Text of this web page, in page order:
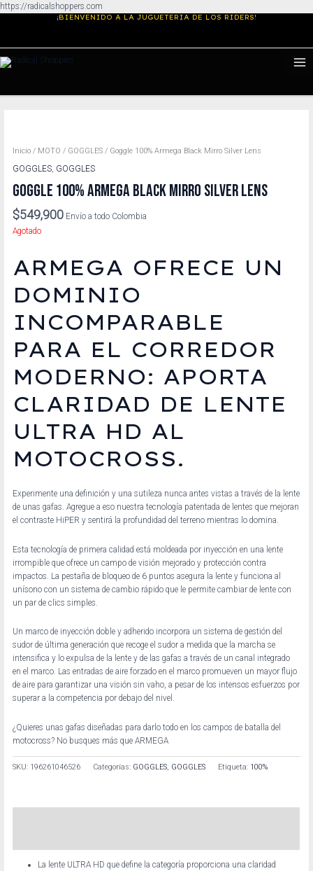
https://radicalshoppers.com
al
¡BIENVENIDO A LA JUGUETERIA DE LOS RIDERS!
Inicio / MOTO / GOGGLES / Goggle 100% Armega Black Mirro Silver Lens
GOGGLES GOGGLES
GOGGLE 100% ARMEGA BLACK MIRRO SILVER LENS
$549,900 Envío a todo Colombia
Agotado
ARMEGA OFRECE UN
DOMINIO
INCOMPARABLE
PARA EL CORREDOR
MODERNO: APORTA
CLARIDAD DE LENTE
ULTRA HD AL
MOTOCROSS.
Experimente una definición y una sutileza nunca antes vistas a través de la lente
de unas gafas. Agregue a eso nuestra tecnología patentada de lentes que mejoran
el contraste HiPER y sentirá la profundidad del terreno mientras lo domina.
Esta tecnología de primera calidad está moldeada por inyección en una lente
irrompible que ofrece un campo de visión mejorado y protección contra
impactos. La pestaña de bloqueo de 6 puntos asegura la lente y funciona al
unísono con un sistema de cambio rápido que le permite cambiar de lente con
un par de clics simples.
Un marco de inyección doble y adherido incorpora un sistema de gestión del
sudor de última generación que recoge el sudor a medida que la marcha se
intensifica y lo expulsa de la lente y de las gafas a través de un canal integrado
en el marco. Las entradas de aire forzado en el marco promueven un mayor flujo
de aire para garantizar una visión sin vaho, a pesar de los intensos esfuerzos por
superar a la competencia por debajo del nivel.
¿Quieres unas gafas diseñadas para darlo todo en los campos de batalla del
motocross? No busques más que ARMEGA
SKU: 196261046526 Categorías: GOGGLES, GOGGLES Etiqueta: 100%
La lente ULTRA HD que define la categoría proporciona una claridad